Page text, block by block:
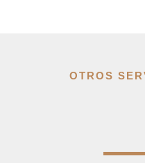
OTROS